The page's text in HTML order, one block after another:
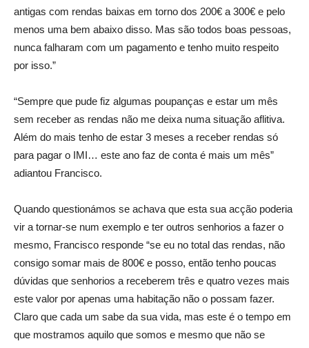
antigas com rendas baixas em torno dos 200€ a 300€ e pelo
menos uma bem abaixo disso. Mas são todos boas pessoas,
nunca falharam com um pagamento e tenho muito respeito
por isso.”
“Sempre que pude fiz algumas poupanças e estar um mês
sem receber as rendas não me deixa numa situação aflitiva.
Além do mais tenho de estar 3 meses a receber rendas só
para pagar o IMI… este ano faz de conta é mais um mês”
adiantou Francisco.
Quando questionámos se achava que esta sua acção poderia
vir a tornar-se num exemplo e ter outros senhorios a fazer o
mesmo, Francisco responde “se eu no total das rendas, não
consigo somar mais de 800€ e posso, então tenho poucas
dúvidas que senhorios a receberem três e quatro vezes mais
este valor por apenas uma habitação não o possam fazer.
Claro que cada um sabe da sua vida, mas este é o tempo em
que mostramos aquilo que somos e mesmo que não se